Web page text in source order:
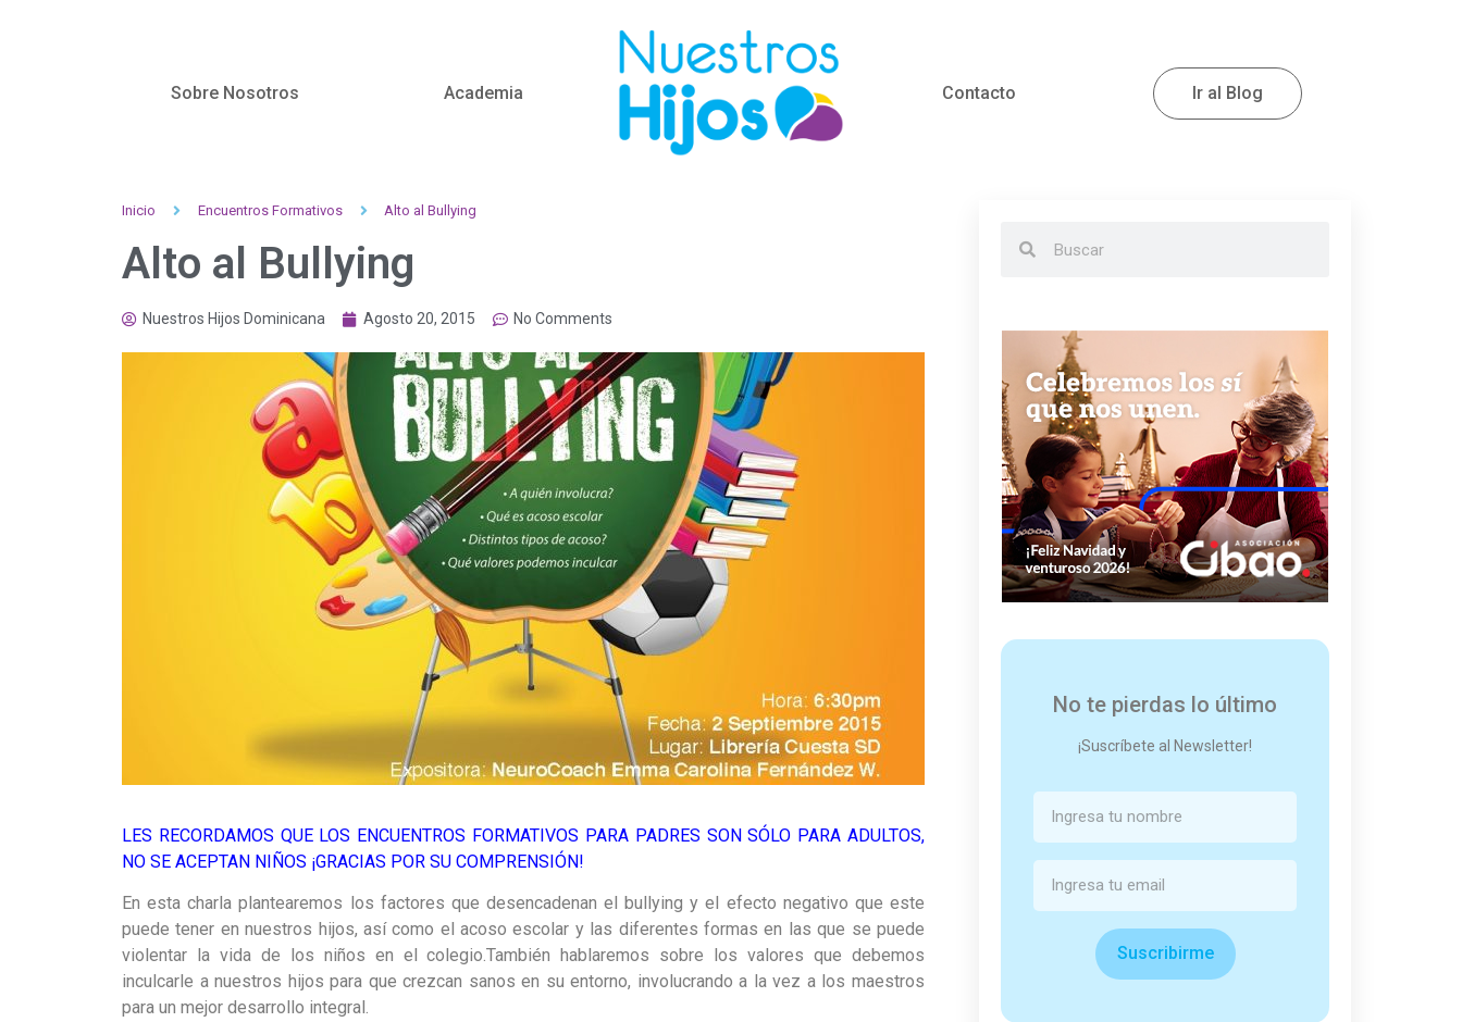
Sobre Nosotros Academia Contacto Ir al Blog
Inicio Encuentros Formativos Alto al Bullying
Alto al Bullying
Nuestros Hijos Dominicana Agosto 20, 2015 No Comments
LES RECORDAMOS QUE LOS ENCUENTROS FORMATIVOS PARA PADRES SON SÓLO PARA ADULTOS,
NO SE ACEPTAN NIÑOS ¡GRACIAS POR SU COMPRENSIÓN!
En esta charla plantearemos los factores que desencadenan el bullying y el efecto negativo que este
puede tener en nuestros hijos, así como el acoso escolar y las diferentes formas en las que se puede
violentar la vida de los niños en el colegio.También hablaremos sobre los valores que debemos
inculcarle a nuestros hijos para que crezcan sanos en su entorno, involucrando a la vez a los maestros
para un mejor desarrollo integral.
No te pierdas lo último
¡Suscríbete al Newsletter!
Suscribirme